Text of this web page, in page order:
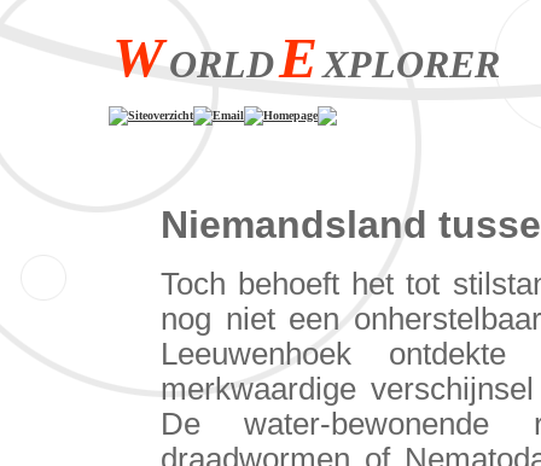
WORLDEXPLORER
Siteoverzicht Email Homepage
Niemandsland
Toch behoeft het tot
nog niet een
Leeuwenhoek
merkwaardige
De water-
draadwormen of